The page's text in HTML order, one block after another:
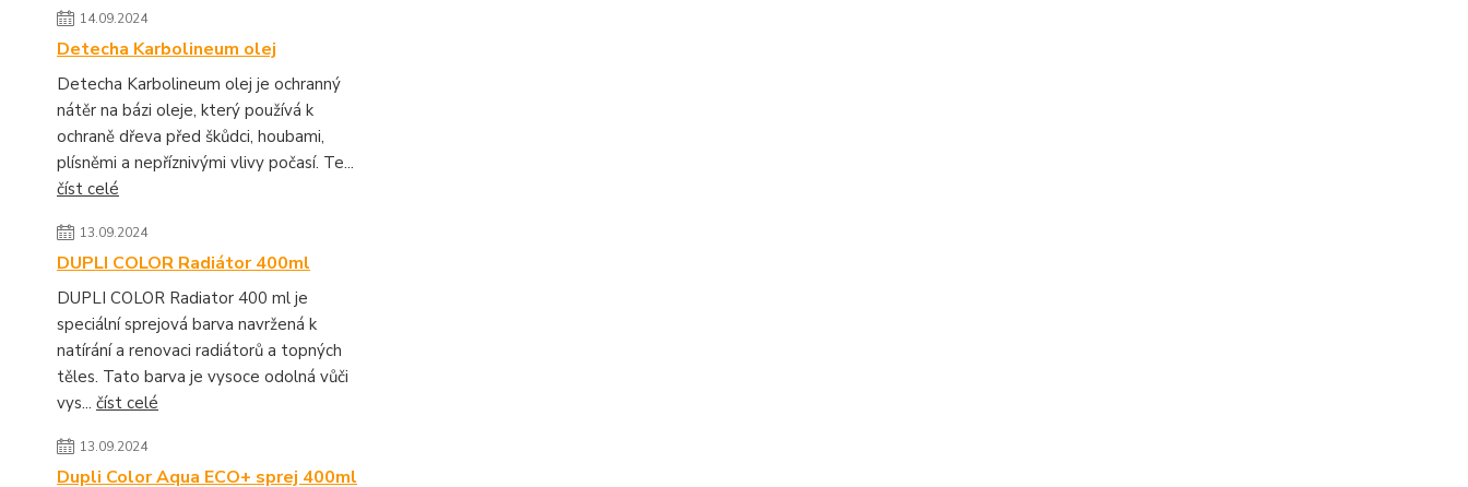
14.09.2024
Detecha Karbolineum olej
Detecha Karbolineum olej je ochranný
nátěr na bázi oleje, který používá k
ochraně dřeva před škůdci, houbami,
plísněmi a nepříznivými vlivy počasí. Te...
číst celé
13.09.2024
DUPLI COLOR Radiátor 400ml
DUPLI COLOR Radiator 400 ml je
speciální sprejová barva navržená k
natírání a renovaci radiátorů a topných
těles. Tato barva je vysoce odolná vůči
vys... číst celé
13.09.2024
Dupli Color Aqua ECO+ sprej 400ml